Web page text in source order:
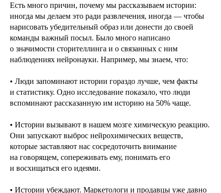
Есть много причин, почему мы рассказываем истории:
иногда мы делаем это ради развлечения, иногда — чтобы
нарисовать убедительный образ или донести до своей
команды важный посыл. Было много написано
о значимости сторителлинга и о связанных с ним
наблюдениях нейронауки. Например, мы знаем, что:
• Люди запоминают истории гораздо лучше, чем факты
и статистику. Одно исследование показало, что люди
вспоминают рассказанную им историю на 50% чаще.
• Истории вызывают в нашем мозге химическую реакцию.
Они запускают выброс нейрохимических веществ,
которые заставляют нас сосредоточить внимание
на говорящем, сопереживать ему, понимать его
и восхищаться его идеями.
• Истории убеждают. Маркетологи и продавцы уже давно